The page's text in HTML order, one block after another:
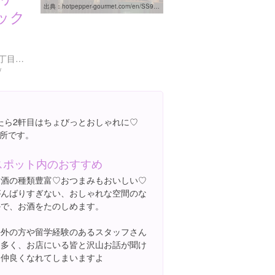
ク
福岡県福岡市中央区大名２丁目１-４ 7F
出典： hotpepper-gourmet.com/en/SS90/SA91/R027
ら2軒目はちょびっとおしゃれに♡
です。
ポット内のおすすめ
の種類豊富♡おつまみもおいしい♡
ばりすぎない、おしゃれな空間のな
、お酒をたのしめます。
の方や留学経験のあるスタッフさん
く、お店にいる皆と沢山お話が聞け
良くなれてしまいますよ